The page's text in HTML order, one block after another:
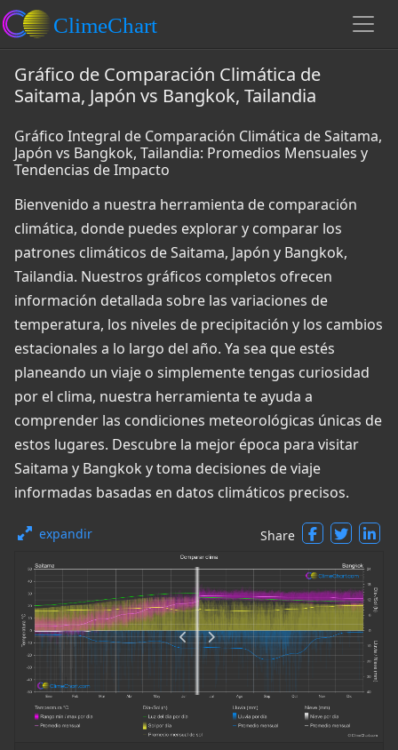
Gráfico de Comparación Climática de
Saitama, Japón vs Bangkok, Tailandia
Gráfico Integral de Comparación Climática de Saitama,
Japón vs Bangkok, Tailandia: Promedios Mensuales y
Tendencias de Impacto
Bienvenido a nuestra herramienta de comparación
climática, donde puedes explorar y comparar los
patrones climáticos de Saitama, Japón y Bangkok,
Tailandia. Nuestros gráficos completos ofrecen
información detallada sobre las variaciones de
temperatura, los niveles de precipitación y los cambios
estacionales a lo largo del año. Ya sea que estés
planeando un viaje o simplemente tengas curiosidad
por el clima, nuestra herramienta te ayuda a
comprender las condiciones meteorológicas únicas de
estos lugares. Descubre la mejor época para visitar
Saitama y Bangkok y toma decisiones de viaje
informadas basadas en datos climáticos precisos.
expandir Share